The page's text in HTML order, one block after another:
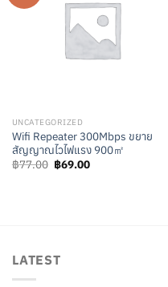
UNCATEGORIZED
Wifi Repeater 300Mbps ขยาย
สัญญาณไวไฟแรง 900㎡
฿77.00 Original
price
฿69.00Current
LATEST